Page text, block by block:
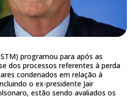
programou para após as
dos processos referentes à perda
condenados em relação à
o ex-presidente Jair
estão sendo avaliados os